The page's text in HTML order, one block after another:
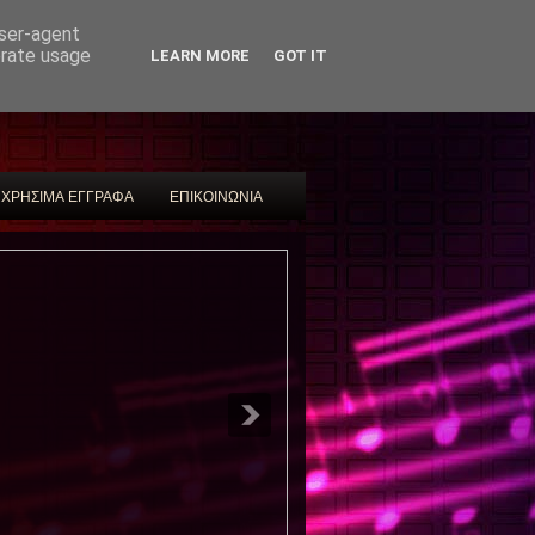
ΧΡΗΣΙΜΑ ΕΓΓΡΑΦΑ ΕΠΙΚΟΙΝΩΝΙΑ
agent
usage
LEARN MORE GOT IT